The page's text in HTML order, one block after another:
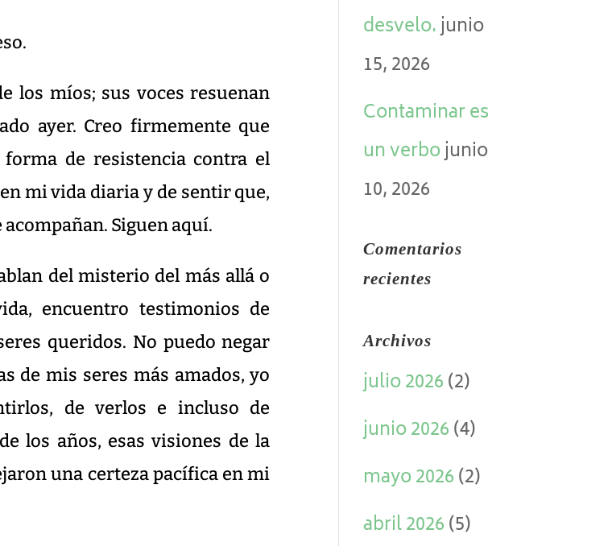
los míos; sus voces resuenan
ayer. Creo firmemente que
de resistencia contra el
mi vida diaria y de sentir que,
Siguen aquí.
del misterio del más allá o
encuentro testimonios de
queridos. No puedo negar
de mis seres más amados, yo
de verlos e incluso de
los años, esas visiones de la
una certeza pacífica en mi
desvelo.junio
15, 2026
Contaminar es
un verbojunio
10, 2026
Comentarios
recientes
Archivos
julio 2026(2)
junio 2026(4)
mayo 2026(2)
abril 2026(5)